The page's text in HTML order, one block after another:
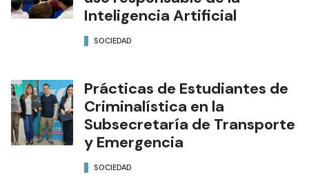
Inteligencia Artificial
SOCIEDAD
Prácticas de Estudiantes de
Criminalística en la
Subsecretaría de Transporte
y Emergencia
SOCIEDAD